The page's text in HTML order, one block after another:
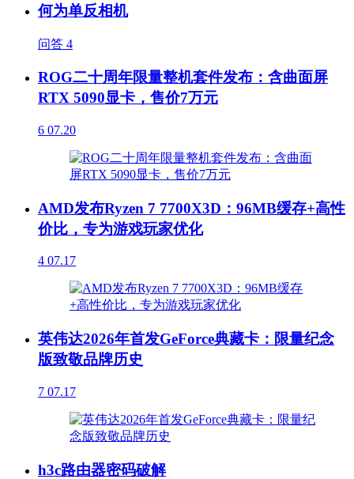
何为单反相机
问答 4
ROG二十周年限量整机套件发布：含曲面屏
RTX 5090显卡，售价7万元
6 07.20
AMD发布Ryzen 7 7700X3D：96MB缓存+高性
价比，专为游戏玩家优化
4 07.17
英伟达2026年首发GeForce典藏卡：限量纪念
版致敬品牌历史
7 07.17
h3c路由器密码破解